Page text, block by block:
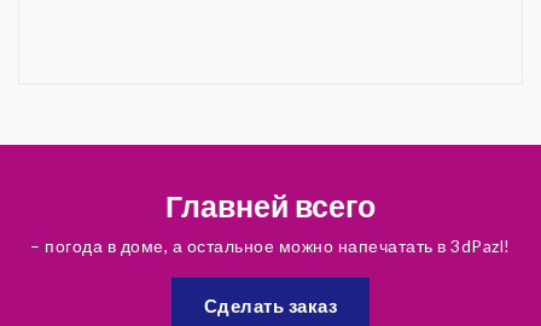
Главней всего
– погода в доме, а остальное можно напечатать в 3dPazl!
Сделать заказ